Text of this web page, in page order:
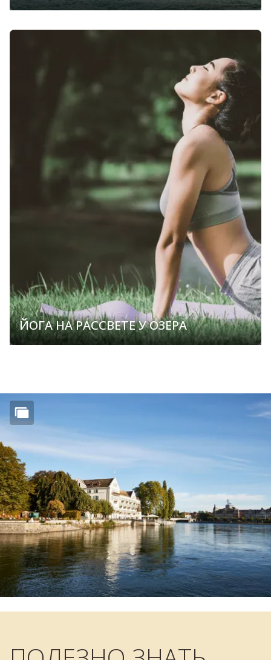
ЙОГА НА РАССВЕТЕ У ОЗЕРА